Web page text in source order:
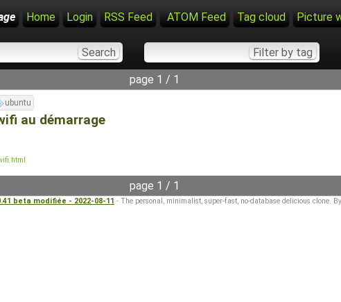
Home Login RSS Feed ATOM Feed Tag cloud Picture
page 1 / 1
ubuntu
au démarrage
page 1 / 1
beta modifiée - 2022-08-11 - The personal, minimalist, super-fast, no-database delicious clone. By